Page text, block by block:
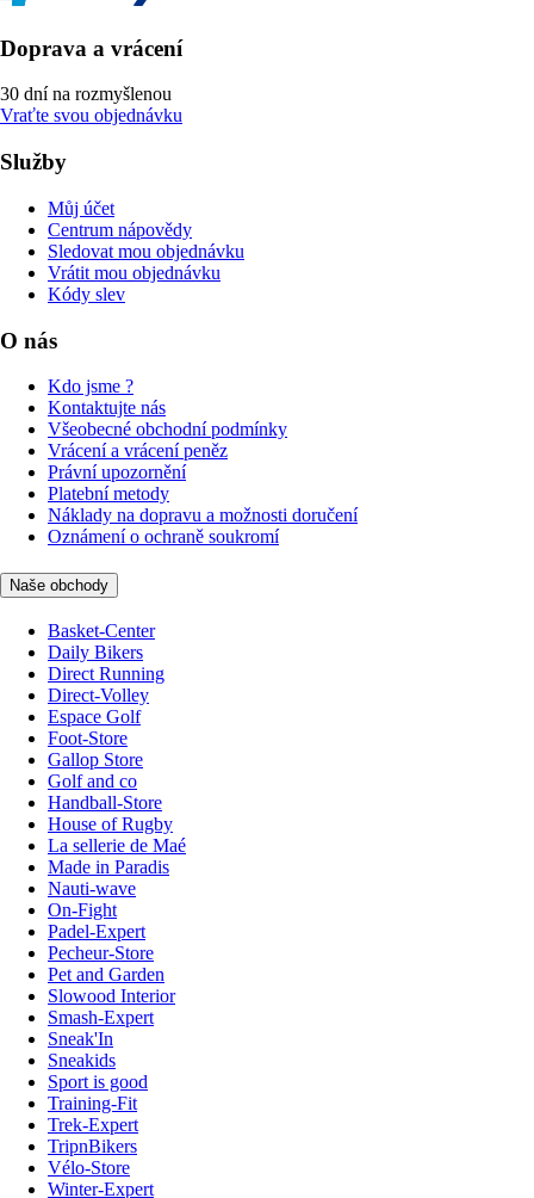
Doprava a vrácení
30 dní na rozmyšlenou
Vraťte svou objednávku
Služby
Můj účet
Centrum nápovědy
Sledovat mou objednávku
Vrátit mou objednávku
Kódy slev
O nás
Kdo jsme ?
Kontaktujte nás
Všeobecné obchodní podmínky
Vrácení a vrácení peněz
Právní upozornění
Platební metody
Náklady na dopravu a možnosti doručení
Oznámení o ochraně soukromí
Naše obchody
Basket-Center
Daily Bikers
Direct Running
Direct-Volley
Espace Golf
Foot-Store
Gallop Store
Golf and co
Handball-Store
House of Rugby
La sellerie de Maé
Made in Paradis
Nauti-wave
On-Fight
Padel-Expert
Pecheur-Store
Pet and Garden
Slowood Interior
Smash-Expert
Sneak'In
Sneakids
Sport is good
Training-Fit
Trek-Expert
TripnBikers
Vélo-Store
Winter-Expert